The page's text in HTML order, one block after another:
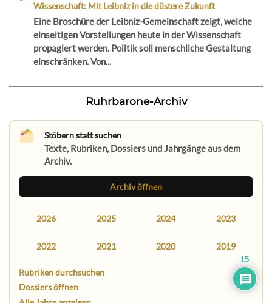
Wissenschaft: Mit Leibniz in die düstere Zukunft
Eine Broschüre der Leibniz-Gemeinschaft zeigt, welche
einseitigen Vorstellungen heute in der Wissenschaft
propagiert werden. Politik soll menschliche Gestaltung
einschränken. Von...
Ruhrbarone-Archiv
Stöbern statt suchen
Texte, Rubriken, Dossiers und Jahrgänge aus dem
Archiv.
Archiv öffnen
2026 2025 2024 2023
2022 2021 2020 2019
Rubriken durchsuchen
Dossiers öffnen
15